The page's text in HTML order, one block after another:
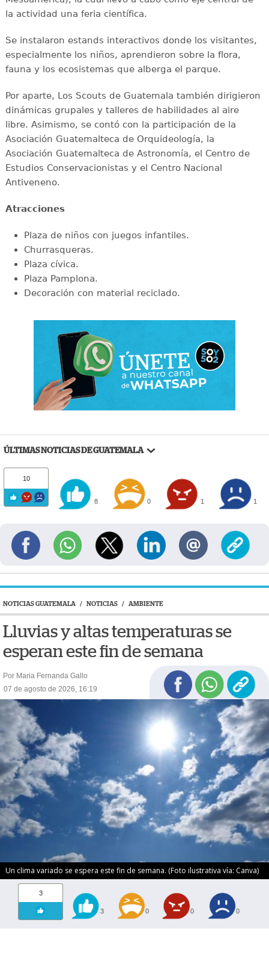
la actividad una feria científica.
Se instalaron estands interactivos donde los visitantes,
especialmente los niños, aprendieron sobre la flora,
fauna y los ecosistemas que alberga el parque.
Por aparte, Los Scouts de Guatemala también dirigieron
dinámicas grupales y talleres de habilidades al aire
libre. Asimismo, se contó con la participación de la
Asociación Guatemalteca de Orquideología, la
Asociación Guatemalteca de Astronomía, el Centro de
Estudios Conservacionistas y el Centro Nacional
Antiveneno.
Atracciones
Plaza de niños con juegos infantiles.
Churrasqueras.
Plaza cívica.
Plaza Pamplona.
Decoración con material reciclado.
ÚLTIMAS NOTICIAS DE GUATEMALA
10
8 0 1 1
NOTICIAS GUATEMALA / NOTICIAS / AMBIENTE
Lluvias y altas temperaturas se
esperan este fin de semana
Por Maria Fernanda Gallo
07 de agosto de 2026, 16:19
Un clima variado se espera este fin de semana. (Foto ilustrativa vía: Canva)
3
3 0 0 0